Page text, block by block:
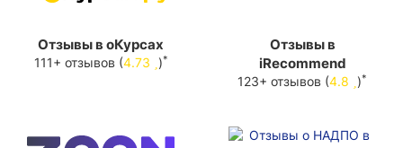
Отзывы в оКурсах
111+ отзывов (4.73 )*
Отзывы в
iRecommend
123+ отзывов (4.8 )*